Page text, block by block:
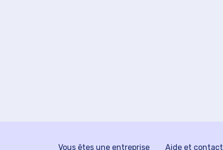
Vous êtes une entreprise Aide et contact